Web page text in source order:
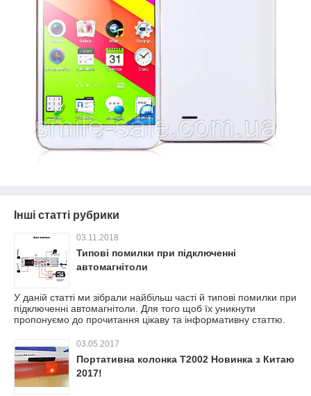
Інші статті рубрики
03.11.2018
Типові помилки при підключенні
автомагнітоли
У даній статті ми зібрали найбільш часті й типові помилки при
підключенні автомагнітоли. Для того щоб їх уникнути
пропонуємо до прочитання цікаву та інформативну статтю.
03.05.2017
Портативна колонка T2002 Новинка з Китаю
2017!